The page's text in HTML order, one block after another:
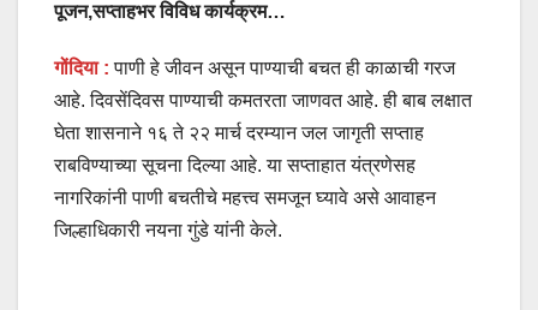
पूजन,सप्ताहभर विविध कार्यक्रम…
गोंदिया :पाणी हे जीवन असून पाण्याची बचत ही काळाची गरज
आहे. दिवसेंदिवस पाण्याची कमतरता जाणवत आहे. ही बाब लक्षात
घेता शासनाने १६ ते २२ मार्च दरम्यान जल जागृती सप्ताह
राबविण्याच्या सूचना दिल्या आहे. या सप्ताहात यंत्रणेसह
नागरिकांनी पाणी बचतीचे महत्त्व समजून घ्यावे असे आवाहन
जिल्हाधिकारी नयना गुंडे यांनी केले.